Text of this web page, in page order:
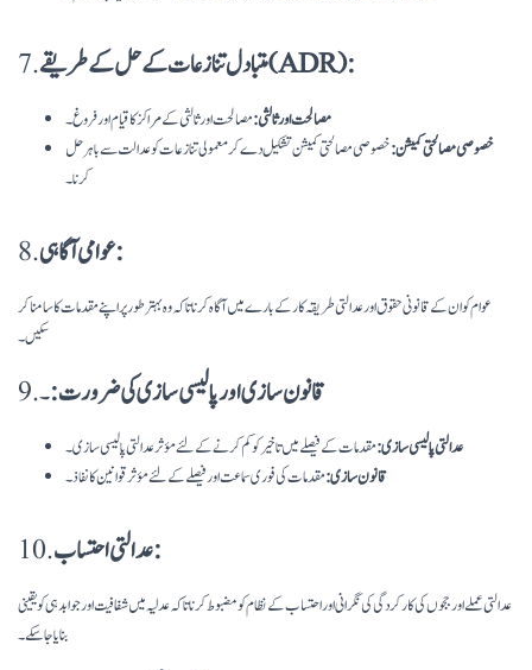
7. متبادل تنازعات کے حل کے طریقے (ADR):
مصالحت اور ثالثی:مصالحت اور ثالثی کے مراکز کا قیام اور فروغ۔
خصوصی مصالحتی کمیشن:خصوصی مصالحتی کمیشن تشکیل دے کر معمولی تنازعات کو عدالت سے باہر حل
کرنا۔
8. عوامی آگاہی:
عوام کو ان کے قانونی حقوق اور عدالتی طریقہ کار کے بارے میں آگاہ کرنا تاکہ وہ بہتر طور پر اپنے مقدمات کا سامنا کر
سکیں۔
9. قانون سازی اور پالیسی سازی کی ضرورت:۔
عدالتی پالیسی سازی:مقدمات کے فیصلے میں تاخیر کو کم کرنے کے لئے مؤثر عدالتی پالیسی سازی۔
قانون سازی:مقدمات کی فوری سماعت اور فیصلے کے لئے مؤثر قوانین کا نفاذ۔
10. عدالتی احتساب:
عدالتی عملے اور ججوں کی کارکردگی کی نگرانی اور احتساب کے نظام کو مضبوط کرنا تاکہ عدلیہ میں شفافیت اور جوابدہی کو یقینی
بنایا جا سکے۔